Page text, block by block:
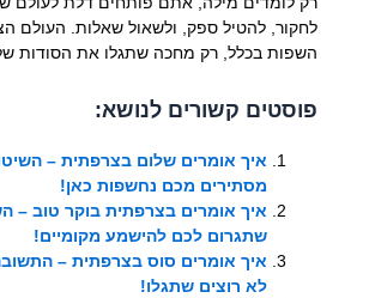
לחקור, להטיל ספק, ולשאול שאלות. העולם
השפות בכלל, רק מחכה שתגלו את הסודות
פוסטים קשורים לנושא:
איך אומרים שלום בצרפתית –
מסתירים מכם נחשפות כאן!
איך אומרים בצרפתית בוקר טוב –
שתגרום לכם להישמע מקומיים!
איך אומרים סוס בצרפתית –
לא רוצים שתגלו!